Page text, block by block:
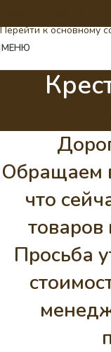
Перейти к основному
МЕНЮ
Обращаем
что
Просьба